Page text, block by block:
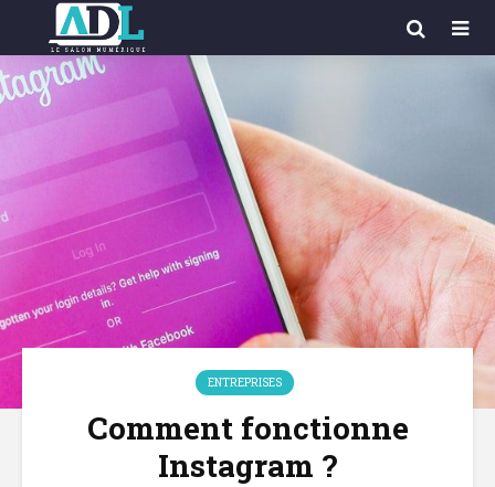
ENTREPRISES
Comment fonctionne
Instagram ?